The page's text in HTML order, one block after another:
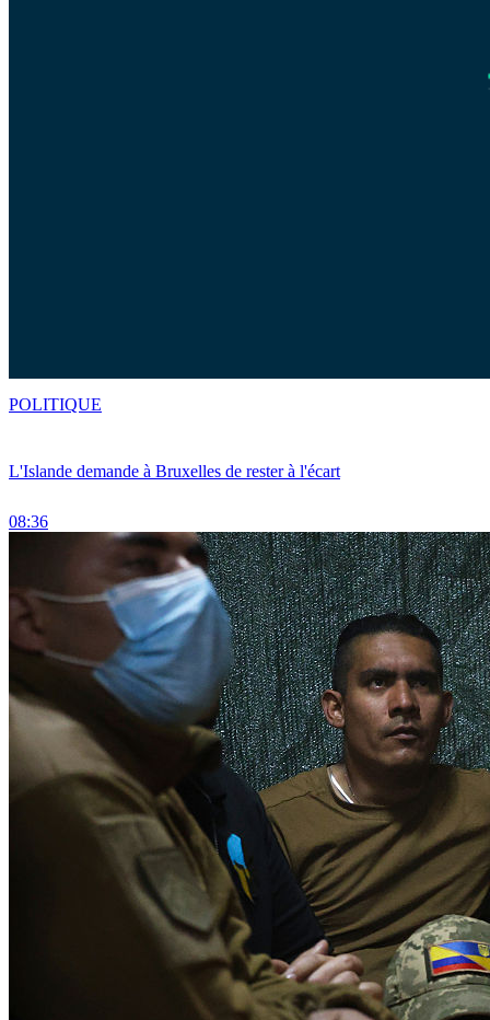
L'Islande demande à Bruxelles de rester à l'écart
08:36
POLITIQUE